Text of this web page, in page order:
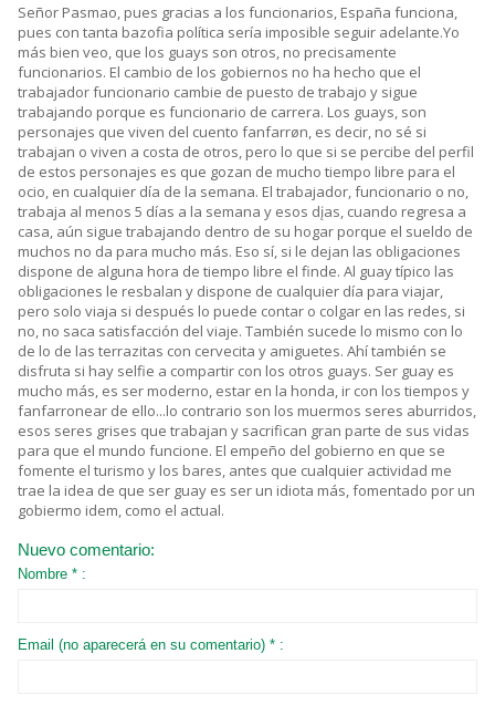
Señor Pasmao, pues gracias a los funcionarios, España funciona,
pues con tanta bazofia política sería imposible seguir adelante.Yo
más bien veo, que los guays son otros, no precisamente
funcionarios. El cambio de los gobiernos no ha hecho que el
trabajador funcionario cambie de puesto de trabajo y sigue
trabajando porque es funcionario de carrera. Los guays, son
personajes que viven del cuento fanfarrøn, es decir, no sé si
trabajan o viven a costa de otros, pero lo que si se percibe del perfil
de estos personajes es que gozan de mucho tiempo libre para el
ocio, en cualquier día de la semana. El trabajador, funcionario o no,
trabaja al menos 5 días a la semana y esos dįas, cuando regresa a
casa, aún sigue trabajando dentro de su hogar porque el sueldo de
muchos no da para mucho más. Eso sí, si le dejan las obligaciones
dispone de alguna hora de tiempo libre el finde. Al guay típico las
obligaciones le resbalan y dispone de cualquier día para viajar,
pero solo viaja si después lo puede contar o colgar en las redes, si
no, no saca satisfacción del viaje. También sucede lo mismo con lo
de lo de las terrazitas con cervecita y amiguetes. Ahí también se
disfruta si hay selfie a compartir con los otros guays. Ser guay es
mucho más, es ser moderno, estar en la honda, ir con los tiempos y
fanfarronear de ello...lo contrario son los muermos seres aburridos,
esos seres grises que trabajan y sacrifican gran parte de sus vidas
para que el mundo funcione. El empeño del gobierno en que se
fomente el turismo y los bares, antes que cualquier actividad me
trae la idea de que ser guay es ser un idiota más, fomentado por un
gobiermo idem, como el actual.
Nuevo comentario:
Nombre * :
Email (no aparecerá en su comentario) * :